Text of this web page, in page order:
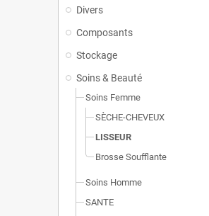
Divers
Composants
Stockage
Soins & Beauté
Soins Femme
SÈCHE-CHEVEUX
LISSEUR
Brosse Soufflante
Soins Homme
SANTE